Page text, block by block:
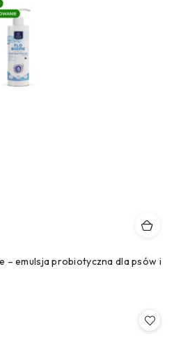
– emulsja probiotyczna dla psów i